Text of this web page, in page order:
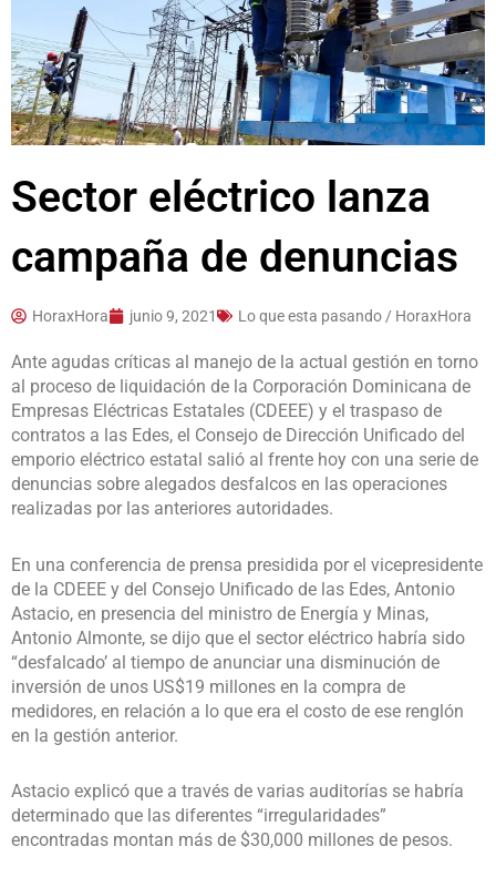
Sector eléctrico lanza
campaña de denuncias
HoraxHora junio 9, 2021 Lo que esta pasando / HoraxHora
Ante agudas críticas al manejo de la actual gestión en torno
al proceso de liquidación de la Corporación Dominicana de
Empresas Eléctricas Estatales (CDEEE) y el traspaso de
contratos a las Edes, el Consejo de Dirección Unificado del
emporio eléctrico estatal salió al frente hoy con una serie de
denuncias sobre alegados desfalcos en las operaciones
realizadas por las anteriores autoridades.
En una conferencia de prensa presidida por el vicepresidente
de la CDEEE y del Consejo Unificado de las Edes, Antonio
Astacio, en presencia del ministro de Energía y Minas,
Antonio Almonte, se dijo que el sector eléctrico habría sido
“desfalcado’ al tiempo de anunciar una disminución de
inversión de unos US$19 millones en la compra de
medidores, en relación a lo que era el costo de ese renglón
en la gestión anterior.
Astacio explicó que a través de varias auditorías se habría
determinado que las diferentes “irregularidades”
encontradas montan más de $30,000 millones de pesos.